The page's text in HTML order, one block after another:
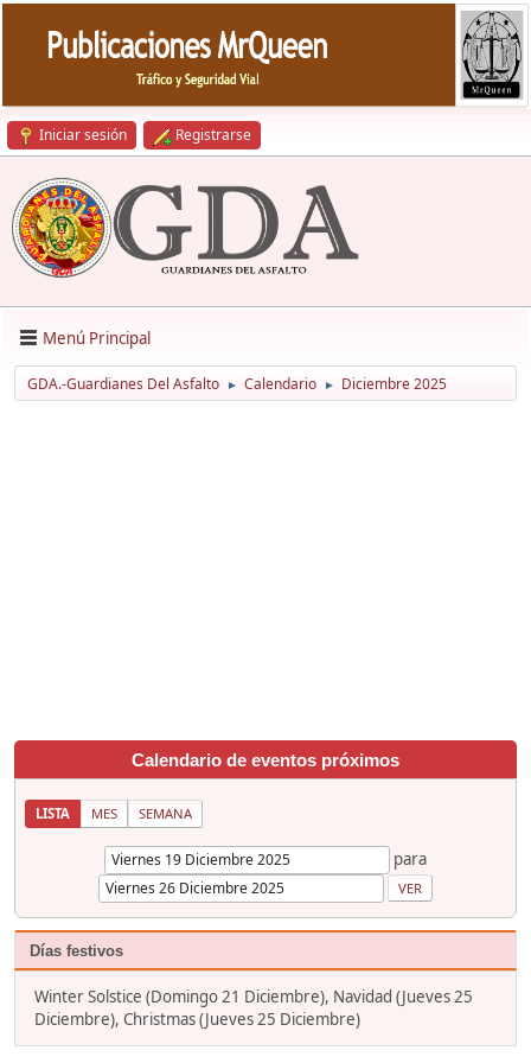
Iniciar sesión Registrarse
Menú Principal
GDA.-Guardianes Del Asfalto ► Calendario ► Diciembre 2025
Calendario de eventos próximos
LISTA MES SEMANA
para
Días festivos
Winter Solstice (Domingo 21 Diciembre), Navidad (Jueves 25
Diciembre), Christmas (Jueves 25 Diciembre)